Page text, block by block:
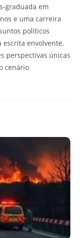
graduada em
e uma carreira
políticos
escrita envolvente,
perspectivas únicas
cenário